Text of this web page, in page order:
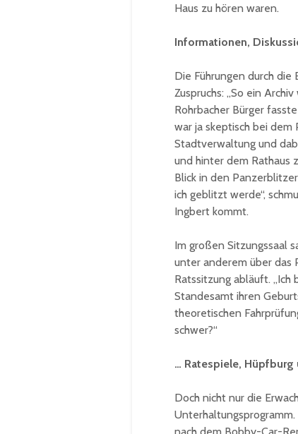
Haus zu hören waren.
Informationen,
Die Führungen durch
Zuspruchs: „So ein
Rohrbacher Bürger
war ja skeptisch bei dem
Stadtverwaltung und
und hinter dem Rathaus
Blick in den
ich geblitzt werde“,
Ingbert kommt.
Im großen Sitzungssaal
unter anderem über das
Ratssitzung abläuft. „Ich
Standesamt ihren
theoretischen
schwer?“
… Ratespiele,
Doch nicht nur die
Unterhaltungsprogramm.